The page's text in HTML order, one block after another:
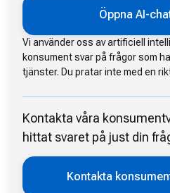
Öppna AI-
Vi använder oss av artificiell
konsument svar på frågor som
tjänster. Du pratar inte med en
Kontakta våra
hittat svaret på just din
Kontakta